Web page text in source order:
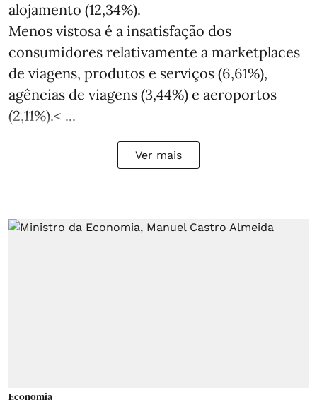
alojamento (12,34%).
Menos vistosa é a insatisfação dos
consumidores relativamente a marketplaces
de viagens, produtos e serviços (6,61%),
agências de viagens (3,44%) e aeroportos
(2,11%).< ...
Ver mais
Economia